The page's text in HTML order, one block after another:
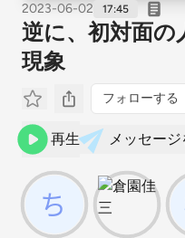
2023-06-02 17:45
逆に、初対面
現象
フォローする
再生 メッセー